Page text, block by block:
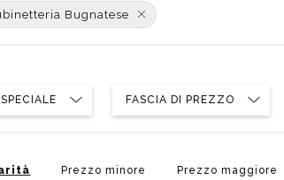
Soffioni speciali
Bugnatese
SPECIALE FASCIA DI PREZZO
Prezzo minore Prezzo maggiore